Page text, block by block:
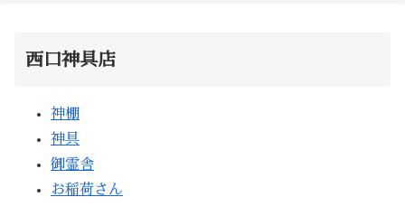
西口神具店
神棚
神具
御霊舎
お稲荷さん